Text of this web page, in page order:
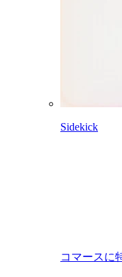
Sidekick
コマースに